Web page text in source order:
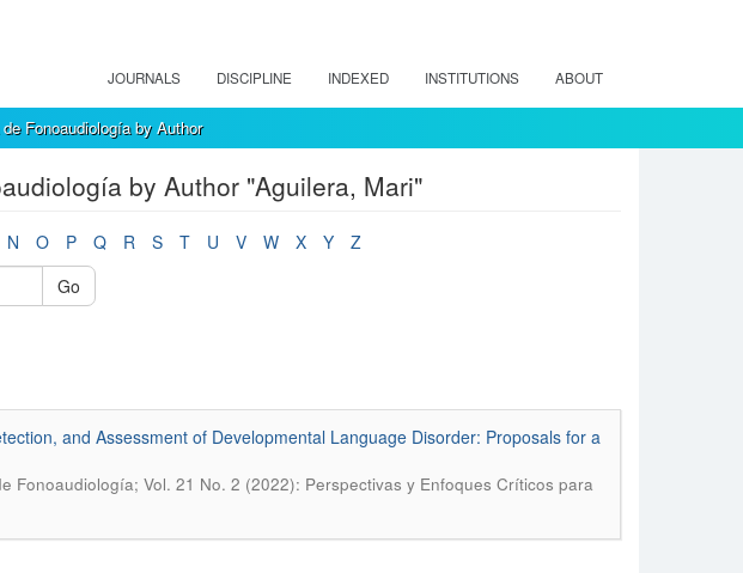
JOURNALS DISCIPLINE INDEXED INSTITUTIONS ABOUT
Fonoaudiología by Author
by Author "Aguilera, Mari"
N O P Q R S T U V W X Y
Z
Go
and Assessment of Developmental Language Disorder: Proposals for a
Fonoaudiología; Vol. 21 No. 2 (2022): Perspectivas y Enfoques Críticos para